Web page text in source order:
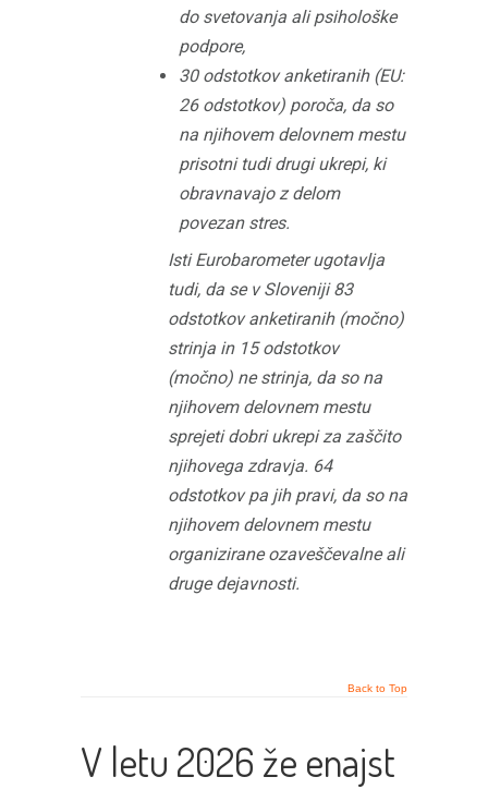
do svetovanja ali psihološke
podpore,
30 odstotkov anketiranih (EU:
26 odstotkov) poroča, da so
na njihovem delovnem mestu
prisotni tudi drugi ukrepi, ki
obravnavajo z delom
povezan stres.
Isti Eurobarometer ugotavlja
tudi, da se v Sloveniji 83
odstotkov anketiranih (močno)
strinja in 15 odstotkov
(močno) ne strinja, da so na
njihovem delovnem mestu
sprejeti dobri ukrepi za zaščito
njihovega zdravja. 64
odstotkov pa jih pravi, da so na
njihovem delovnem mestu
organizirane ozaveščevalne ali
druge dejavnosti.
Back to Top
V letu 2026 že enajst